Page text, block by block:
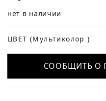
нет в наличии
ЦВЕТ (Мультиколор )
СООБЩИТЬ О